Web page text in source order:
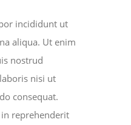
incididunt ut
aliqua. Ut enim
nostrud
nisi ut
consequat.
reprehenderit